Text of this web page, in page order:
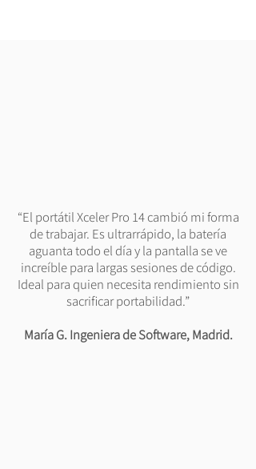
“El portátil Xceler Pro 14 cambió mi forma
de trabajar. Es ultrarrápido, la batería
aguanta todo el día y la pantalla se ve
increíble para largas sesiones de código.
Ideal para quien necesita rendimiento sin
sacrificar portabilidad.”
María G. Ingeniera de Software, Madrid.